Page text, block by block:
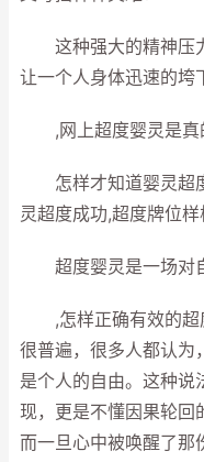
这种强大的精神压
让一个人身体迅速的垮
,网上超度婴灵是真
怎样才知道婴灵超
灵超度成功,超度牌位样
超度婴灵是一场对
,怎样正确有效的超
很普遍，很多人都认为
是个人的自由。这种说
现，更是不懂因果轮回
而一旦心中被唤醒了那